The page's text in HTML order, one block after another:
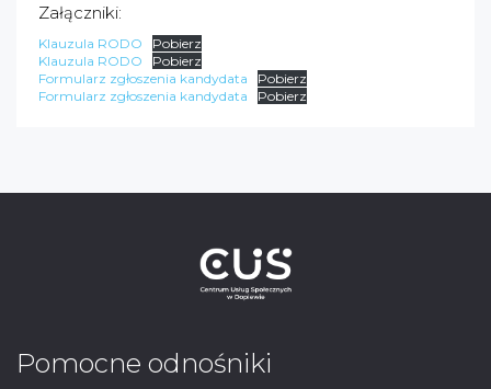
Załączniki:
Klauzula RODO
Pobierz
Klauzula RODO
Pobierz
Formularz zgłoszenia kandydata
Pobierz
Formularz zgłoszenia kandydata
Pobierz
Pomocne odnośniki